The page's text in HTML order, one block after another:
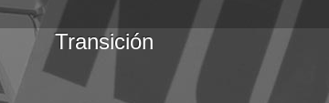
Transición